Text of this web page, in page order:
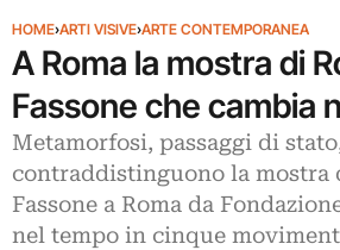
HOME›ARTI VISIVE›ARTE CONTEMPORANEA
A Roma la mostra di
Fassone che cambia
Metamorfosi, passaggi di
contraddistinguono la mostra
Fassone a Roma da
nel tempo in cinque